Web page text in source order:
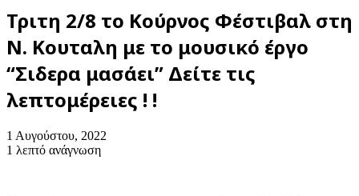
Τριτη 2/8 το Κούρνος Φέστιβαλ στη
Ν. Κουταλη με το μουσικό έργο
“Σιδερα μασάει” Δείτε τις
λεπτομέρειες ! !
1 Αυγούστου, 2022
1 λεπτό ανάγνωση